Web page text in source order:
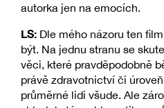
autorka jen na emocích.
LS: Dle mého názoru ten
být. Na jednu stranu se
věci, které pravděpodobně
právě zdravotnictví či
průměrné lidi všude. Ale